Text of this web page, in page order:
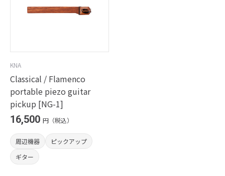
KNA
Classical / Flamenco
portable piezo guitar
pickup [NG-1]
16,500 円（税込）
周辺機器
ピックアップ
ギター